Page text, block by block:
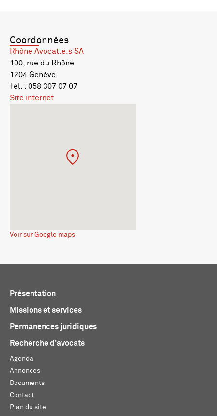
Coordonnées
Rhône Avocat.e.s SA
100, rue du Rhône
1204 Genève
Tél. : 058 307 07 07
Site internet
Voir sur Google maps
Présentation
Missions et services
Permanences juridiques
Recherche d'avocats
Agenda
Annonces
Documents
Contact
Plan du site